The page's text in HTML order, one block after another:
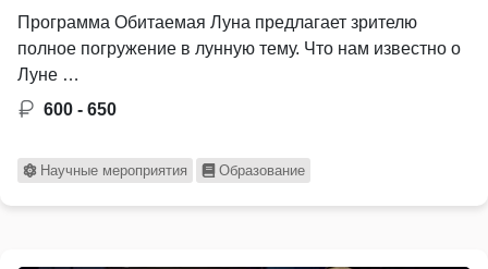
Программа Обитаемая Луна предлагает зрителю
полное погружение в лунную тему. Что нам известно о
Луне …
600 - 650
Научные мероприятия Образование